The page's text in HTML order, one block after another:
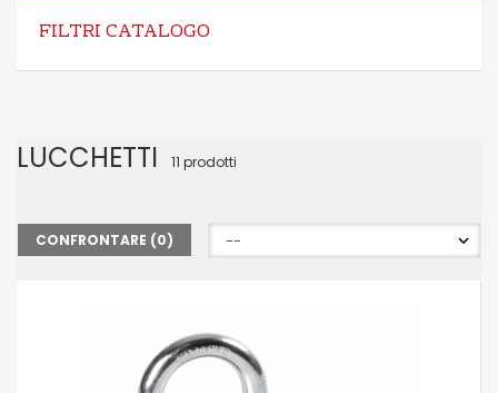
FILTRI CATALOGO
LUCCHETTI 11 prodotti
CONFRONTARE (0)